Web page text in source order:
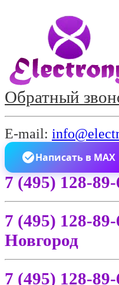
Обратный
E-mail:
Написать в MAX
7 (495) 128-
7 (495) 128-
Новгород
7 (495) 128-